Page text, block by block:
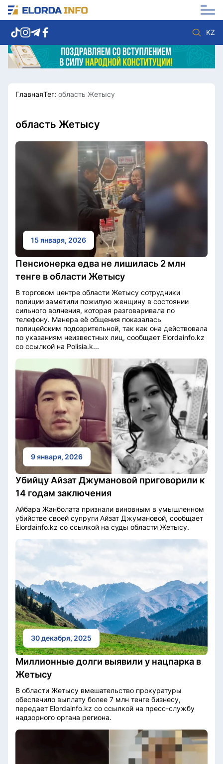
KZ
Новости столицы
Политика
Спорт
Культура
Мнение
Видео
Мир
Служба Комплаенс
Служу стране
ГлавнаяТег: область Жетысу
область Жетысу
15 января, 2026
Пенсионерка едва не лишилась 2 млн
тенге в области Жетысу
В торговом центре области Жетысу сотрудники
полиции заметили пожилую женщину в состоянии
сильного волнения, которая разговаривала по
телефону. Манера её общения показалась
полицейским подозрительной, так как она действовала
по указаниям неизвестных лиц, сообщает Elordainfo.kz
со ссылкой на Polisia.k...
9 января, 2026
Убийцу Айзат Джумановой приговорили к
14 годам заключения
Айбара Жанболата признали виновным в умышленном
убийстве своей супруги Айзат Джумановой, сообщает
Elordainfo.kz со ссылкой на суды области Жетысу.
30 декабря, 2025
Миллионные долги выявили у нацпарка в
Жетысу
В области Жетысу вмешательство прокуратуры
обеспечило выплату более 7 млн тенге бизнесу,
передает Elordainfo.kz со ссылкой на пресс-службу
надзорного органа региона.